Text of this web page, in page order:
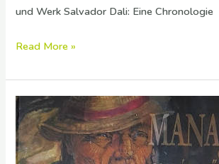
und Werk Salvador Dali: Eine Chronologie
Read More »
András
Manajló,
2006